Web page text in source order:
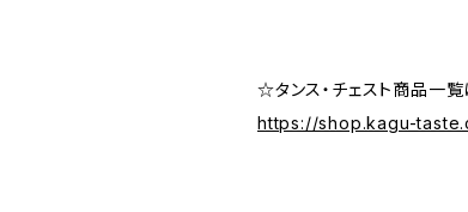
☆タンス・チェスト商品一
https://shop.kagu-